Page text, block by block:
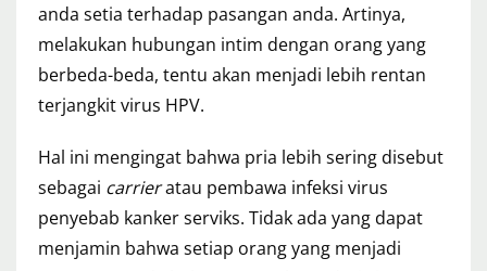
anda setia terhadap pasangan anda. Artinya,
melakukan hubungan intim dengan orang yang
berbeda-beda, tentu akan menjadi lebih rentan
terjangkit virus HPV.
Hal ini mengingat bahwa pria lebih sering disebut
sebagai carrieratau pembawa infeksi virus
penyebab kanker serviks. Tidak ada yang dapat
menjamin bahwa setiap orang yang menjadi